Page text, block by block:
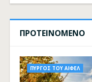
ΠΡΟΤΕΙΝΟΜΕΝΟ
ΠΥΡΓΟΣ ΤΟΥ ΑΙΦΕΛ